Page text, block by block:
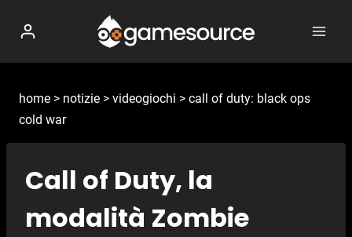
contenuto
home > notizie > videogiochi > call of duty: black ops
cold war
Call of Duty, la
modalità Zombie